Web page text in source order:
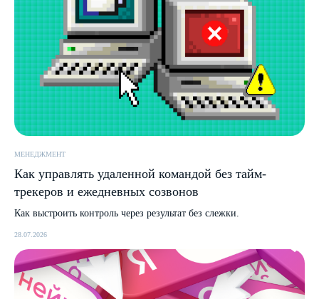
МЕНЕДЖМЕНТ
Как управлять удаленной командой без тайм-
трекеров и ежедневных созвонов
Как выстроить контроль через результат без слежки.
28.07.2026